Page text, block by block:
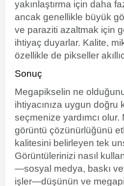
yakınlaştırma için daha
ancak genellikle büyük
ve paraziti azaltmak için
ihtiyaç duyarlar. Kalite,
özellikle de pikseller
Sonuç
Megapikselin ne
ihtiyacınıza uygun doğru
seçmenize yardımcı
görüntü çözünürlüğünü
kalitesini belirleyen tek
Görüntülerinizi nasıl
—sosyal medya, baskı
işler—düşünün ve